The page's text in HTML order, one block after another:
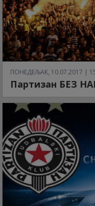
ПОНЕДЕЉАК, 10.07.2017 |
Партизан БЕЗ